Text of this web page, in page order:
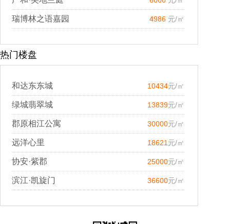
瑞博林之语嘉园 4986 元/㎡
热门楼盘
和达东东城 10434元/㎡
绿城翡翠城 13839元/㎡
郡原相江公寓 30000元/㎡
远洋心里 18621 元/㎡
协安·紫郡 25000元/㎡
滨江·凯旋门 36600元/㎡